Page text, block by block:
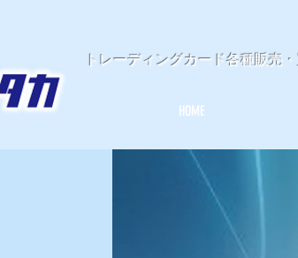
トレーディングカード各種販売
HOME